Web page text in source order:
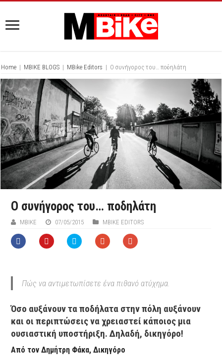
Home | MBIKE BLOGS | MBike Editors | Ο συνήγορος του… ποδηλάτη
Ο συνήγορος του… ποδηλάτη
ΜΒIKE 07/05/2015 MBIKE EDITORS
Πώς να αντιμετωπίσετε ένα πιθανό ατύχημα.
Όσο αυξάνουν τα ποδήλατα στην πόλη αυξάνουν
και οι περιπτώσεις να χρειαστεί κάποιος μια
ουσιαστική υποστήριξη. Δηλαδή, δικηγόρο!
Από τον Δημήτρη Φάκα, Δικηγόρο